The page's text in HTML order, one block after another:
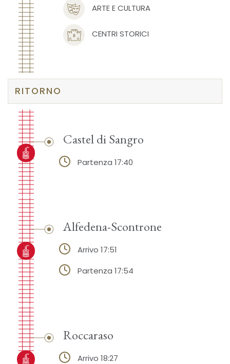
ARTE E CULTURA
CENTRI STORICI
RITORNO
Castel di Sangro
Partenza 17:40
Alfedena-Scontrone
Arrivo 17:51
Partenza 17:54
Roccaraso
Arrivo 18:27